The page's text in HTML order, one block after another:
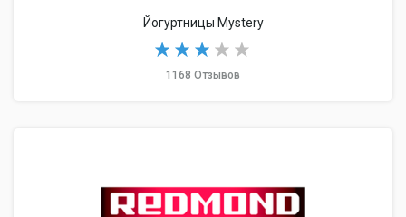
Йогуртницы Mystery
1168 Отзывов